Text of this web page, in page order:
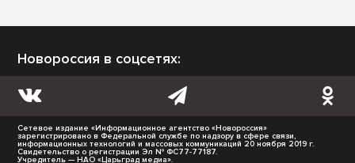
Новороссия в соцсетях:
Сетевое издание «Информационное агентство «Новороссия»
зарегистрировано в Федеральной службе по надзору в сфере связи,
информационных технологий и массовых коммуникаций 20 ноября 2019 г.
Свидетельство о регистрации Эл № ФС77-77187.
Учредитель — НАО «Царьград медиа».